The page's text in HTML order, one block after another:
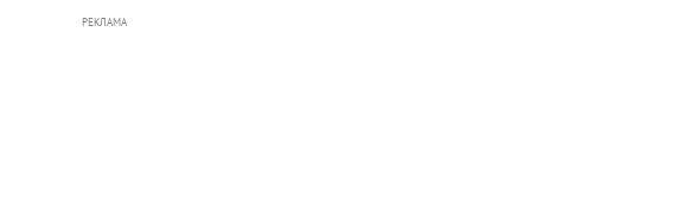
РЕКЛАМА